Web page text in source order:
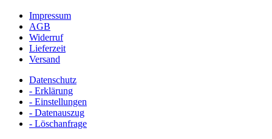
Impressum
AGB
Widerruf
Lieferzeit
Versand
Datenschutz
- Erklärung
- Einstellungen
- Datenauszug
- Löschanfrage